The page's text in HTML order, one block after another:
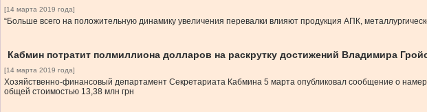
[14 марта 2019 года]
“Больше всего на положительную динамику увеличения перевалки влияют продукция АПК,
Кабмин потратит полмиллиона долларов на раскрутку достижений Владимира
[14 марта 2019 года]
Хозяйственно-финансовый департамент Секретариата Кабмина 5 марта опубликовал сообщение о
общей стоимостью 13,38 млн грн